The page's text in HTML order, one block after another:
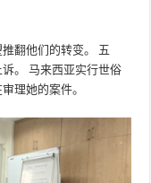
翻他们的转变。 五
。 马来西亚实行世俗
理她的案件。